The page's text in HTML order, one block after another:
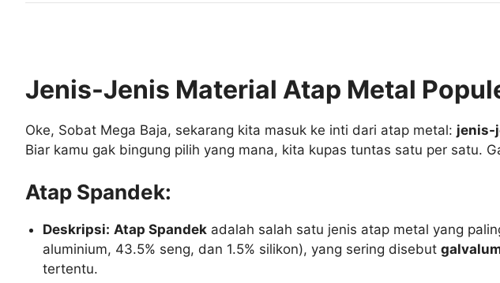
Jenis-Jenis Material Atap Metal
Oke, Sobat Mega Baja, sekarang kita masuk ke inti dari atap metal: jenis-
Biar kamu gak bingung pilih yang mana, kita kupas tuntas satu per satu.
Atap Spandek:
Deskripsi: Atap Spandek adalah salah satu jenis atap metal yang
aluminium, 43.5% seng, dan 1.5% silikon), yang sering disebut
tertentu.